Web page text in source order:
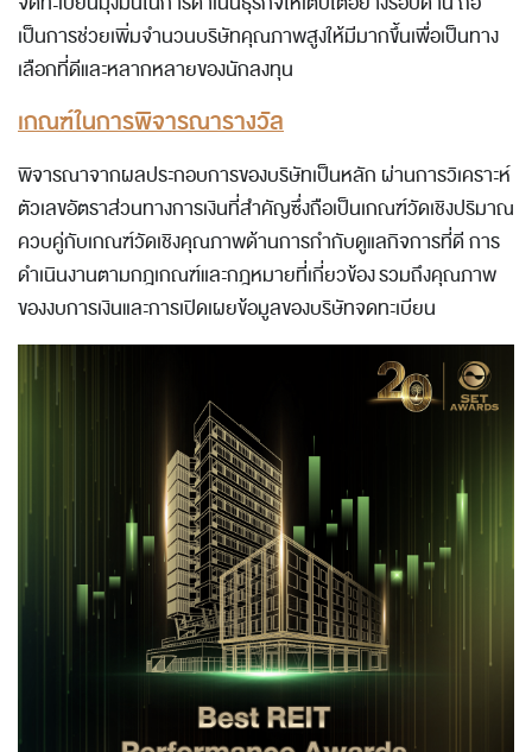
เป็นการช่วยเพิ่มจำนวนบริษัทคุณภาพสูงให้มีมากขึ้นเพื่อเป็นทาง
เลือกที่ดีและหลากหลายของนักลงทุน
เกณฑ์ในการพิจารณารางวัล
พิจารณาจากผลประกอบการของบริษัทเป็นหลัก ผ่านการวิเคราะห์
ตัวเลขอัตราส่วนทางการเงินที่สำคัญซึ่งถือเป็นเกณฑ์วัดเชิงปริมาณ
ควบคู่กับเกณฑ์วัดเชิงคุณภาพด้านการกำกับดูแลกิจการที่ดี การ
ดำเนินงานตามกฎเกณฑ์และกฎหมายที่เกี่ยวข้อง รวมถึงคุณภาพ
ของงบการเงินและการเปิดเผยข้อมูลของบริษัทจดทะเบียน